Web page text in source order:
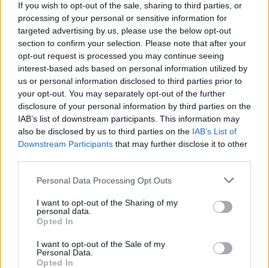
If you wish to opt-out of the sale, sharing to third parties, or
processing of your personal or sensitive information for
targeted advertising by us, please use the below opt-out
section to confirm your selection. Please note that after your
opt-out request is processed you may continue seeing
interest-based ads based on personal information utilized by
us or personal information disclosed to third parties prior to
your opt-out. You may separately opt-out of the further
disclosure of your personal information by third parties on the
IAB’s list of downstream participants. This information may
also be disclosed by us to third parties on the IAB’s List of
Downstream Participants that may further disclose it to other
Personal Data Processing Opt Outs
I want to opt-out of the Sharing of my
personal data.
Opted In
I want to opt-out of the Sale of my
Personal Data.
Opted In